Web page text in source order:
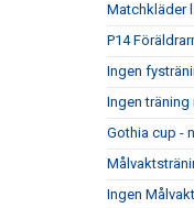
Matchkläder
P14
Ingen
Ingen
Gothia cup -
Ingen